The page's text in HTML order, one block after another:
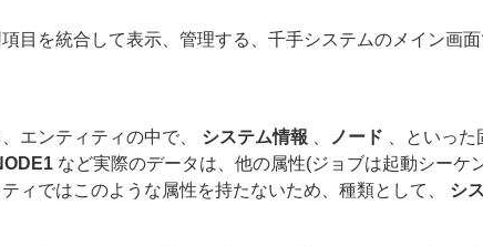
目を統合して表示、管理する、千手システムのメイン画
エンティティの中で、 システム情報 ノード 、といっ
など実際のデータは、他の属性(ジョブは起動シーケ
ィではこのような属性を持たないため、種類として、 シ